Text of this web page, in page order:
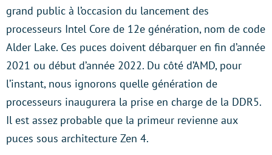
grand public à l’occasion du lancement des
processeurs Intel Core de 12e génération, nom de code
Alder Lake. Ces puces doivent débarquer en fin d’année
2021 ou début d’année 2022. Du côté d’AMD, pour
l’instant, nous ignorons quelle génération de
processeurs inaugurera la prise en charge de la DDR5.
Il est assez probable que la primeur revienne aux
puces sous architecture Zen 4.